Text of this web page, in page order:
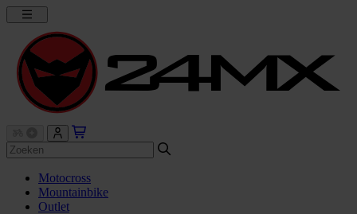
Motocross
Mountainbike
Outlet